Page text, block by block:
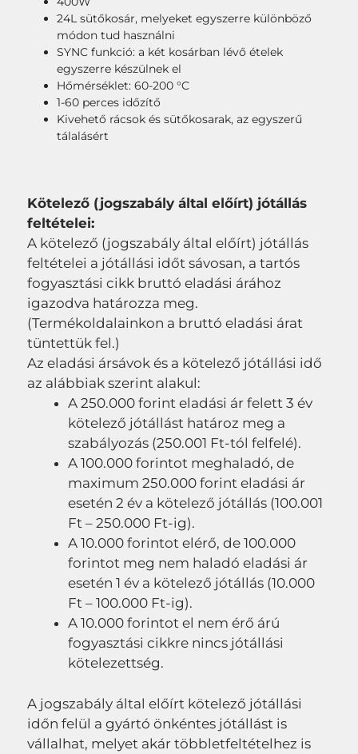
24L sütőkosár, melyeket egyszerre különböző
módon tud használni
SYNC funkció: a két kosárban lévő ételek
egyszerre készülnek el
Hőmérséklet: 60-200 °C
1-60 perces időzítő
Kivehető rácsok és sütőkosarak, az egyszerű
tálalásért
Kötelező (jogszabály által előírt) jótállás
feltételei:
A kötelező (jogszabály által előírt) jótállás
feltételei a jótállási időt sávosan, a tartós
fogyasztási cikk bruttó eladási árához
igazodva határozza meg.
(Termékoldalainkon a bruttó eladási árat
tüntettük fel.)
Az eladási ársávok és a kötelező jótállási idő
az alábbiak szerint alakul:
A 250.000 forint eladási ár felett 3 év
kötelező jótállást határoz meg a
szabályozás (250.001 Ft-tól felfelé).
A 100.000 forintot meghaladó, de
maximum 250.000 forint eladási ár
esetén 2 év a kötelező jótállás (100.001
Ft – 250.000 Ft-ig).
A 10.000 forintot elérő, de 100.000
forintot meg nem haladó eladási ár
esetén 1 év a kötelező jótállás (10.000
Ft – 100.000 Ft-ig).
A 10.000 forintot el nem érő árú
fogyasztási cikkre nincs jótállási
kötelezettség.
A jogszabály által előírt kötelező jótállási
időn felül a gyártó önkéntes jótállást is
vállalhat, melyet akár többletfeltételhez is